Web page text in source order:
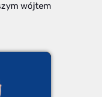
wójtem